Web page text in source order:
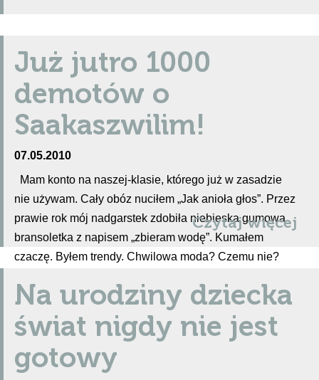
Już jutro 1000
demotów o
Saakaszwilim!
07.05.2010
Mam konto na naszej-klasie, którego już w zasadzie
nie używam. Cały obóz nuciłem „Jak anioła głos”. Przez
prawie rok mój nadgarstek zdobiła niebieska gumowa
bransoletka z napisem „zbieram wodę”. Kumałem
czaczę. Byłem trendy. Chwilowa moda? Czemu nie?
Czytaj więcej
Na urodziny dziecka
świat nigdy nie jest
gotowy